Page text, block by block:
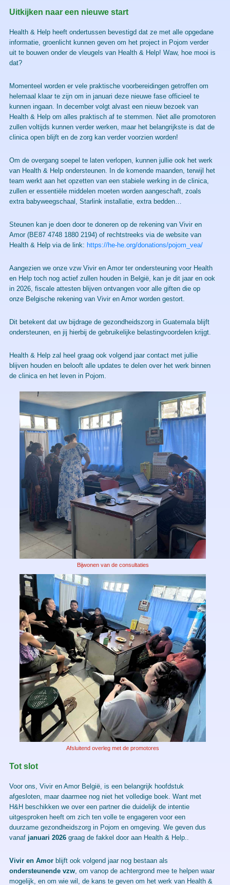
Uitkijken naar een nieuwe start
Health & Help heeft ondertussen bevestigd dat ze met alle opgedane
informatie, groenlicht kunnen geven om het project in Pojom verder
uit te bouwen onder de vleugels van Health & Help! Waw, hoe mooi is
dat?
Momenteel worden er vele praktische voorbereidingen getroffen om
helemaal klaar te zijn om in januari deze nieuwe fase officieel te
kunnen ingaan. In december volgt alvast een nieuw bezoek van
Health & Help om alles praktisch af te stemmen. Niet alle promotoren
zullen voltijds kunnen verder werken, maar het belangrijkste is dat de
clinica open blijft en de zorg kan verder voorzien worden!
Om de overgang soepel te laten verlopen, kunnen jullie ook het werk
van Health & Help ondersteunen. In de komende maanden, terwijl het
team werkt aan het opzetten van een stabiele werking in de clinica,
zullen er essentiële middelen moeten worden aangeschaft, zoals
extra babyweegschaal, Starlink installatie, extra bedden…
Steunen kan je doen door te doneren op de rekening van Vivir en
Amor (BE87 4748 1880 2194) of rechtstreeks via de website van
Health & Help via de link: https://he-he.org/donations/pojom_vea/
Aangezien we onze vzw Vivir en Amor ter ondersteuning voor Health
en Help toch nog actief zullen houden in België, kan je dit jaar en ook
in 2026, fiscale attesten blijven ontvangen voor alle giften die op
onze Belgische rekening van Vivir en Amor worden gestort.
Dit betekent dat uw bijdrage de gezondheidszorg in Guatemala blijft
ondersteunen, en jij hierbij de gebruikelijke belastingvoordelen krijgt.
Health & Help zal heel graag ook volgend jaar contact met jullie
blijven houden en belooft alle updates te delen over het werk binnen
de clinica en het leven in Pojom.
Bijwonen van de consultaties
Afsluitend overleg met de promotores
Tot slot
Voor ons, Vivir en Amor België, is een belangrijk hoofdstuk
afgesloten, maar daarmee nog niet het volledige boek. Want met
H&H beschikken we over een partner die duidelijk de intentie
uitgesproken heeft om zich ten volle te engageren voor een
duurzame gezondheidszorg in Pojom en omgeving. We geven dus
vanaf januari 2026graag de fakkel door aan Health & Help..
Vivir en Amorblijft ook volgend jaar nog bestaan als
ondersteunende vzw, om vanop de achtergrond mee te helpen waar
mogelijk, en om wie wil, de kans te geven om het werk van Health &